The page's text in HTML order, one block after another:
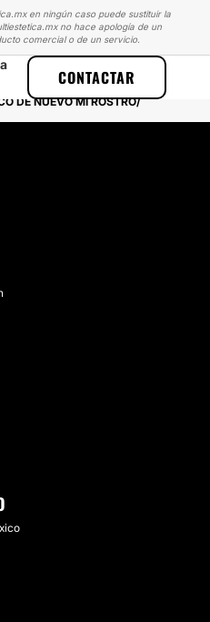
en ningún caso puede sustituir la
no hace apología de un
comercial o de un servicio.
CONTACTAR
DE NUEVO MI ROSTRO